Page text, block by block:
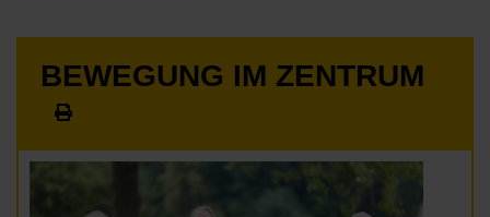
BEWEGUNG IM ZENTRUM